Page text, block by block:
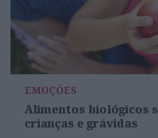
EMOÇÕES
Alimentos biológicos
crianças e grávidas